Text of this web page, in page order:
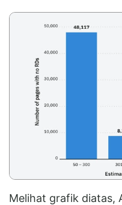
Melihat grafik diatas,